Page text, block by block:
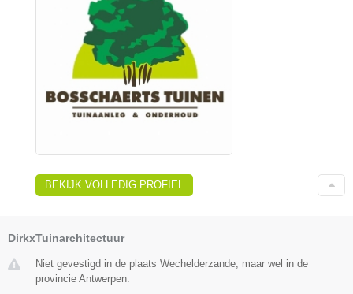
BEKIJK VOLLEDIG PROFIEL
DirkxTuinarchitectuur
Niet gevestigd in de plaats Wechelderzande, maar wel in de
provincie Antwerpen.